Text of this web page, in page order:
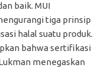
baik. MUI
tiga prinsip
halal suatu produk.
bahwa sertifikasi
menegaskan